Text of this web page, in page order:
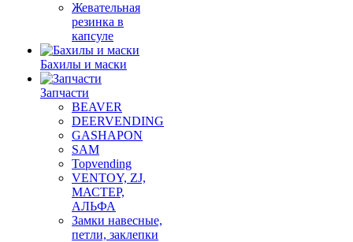
Жевательная
резинка в
капсуле
Бахилы и маски
Запчасти
BEAVER
DEERVENDING
GASHAPON
SAM
Topvending
VENTOY, ZJ,
МАСТЕР,
АЛЬФА
Замки навесные,
петли, заклепки